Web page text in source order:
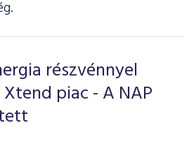
részvénnyel
piac - A NAP